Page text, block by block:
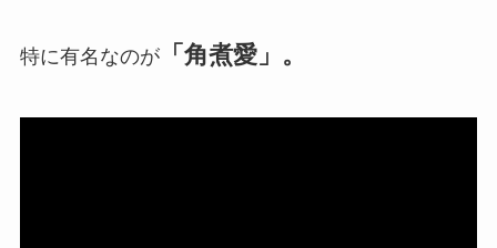
特に有名なのが「角煮愛」。